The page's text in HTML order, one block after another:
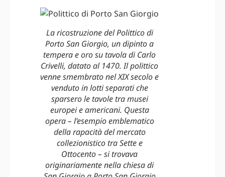
La ricostruzione del Polittico di
Porto San Giorgio, un dipinto a
tempera e oro su tavola di Carlo
Crivelli, datato al 1470. Il polittico
venne smembrato nel XIX secolo e
venduto in lotti separati che
sparsero le tavole tra musei
europei e americani. Questa
opera – l’esempio emblematico
della rapacità del mercato
collezionistico tra Sette e
Ottocento – si trovava
originariamente nella chiesa di